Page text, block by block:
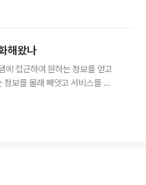
은 불가분관계이다. 따라서 엄
없는 정보는 개인 정보라고 하
중에서도 주로 체계적으로 관리
가장 우려되는 프라이버시 침
해왔나
에 접근하여 원하는 정보를 얻고
보를 몰래 빼앗고 서비스를 사
정의는 시간에 따라 변화했다.
다는 설이 있다. 당시 MIT에는
분의 시간을 자고 밤에는 자신이